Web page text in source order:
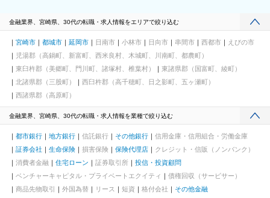
金融業界、宮崎県、30代の転職・求人情報をエリアで絞り込む
宮崎市 都城市 延岡市 日南市 小林市 日向市 串間市 西都市
えびの市
児湯郡（高鍋町、新富町、西米良村、木城町、川南町、都農町）
東臼杵郡（美郷町、門川町、諸塚村、椎葉村）
東諸県郡（国富町、綾町）
北諸県郡（三股町）
西臼杵郡（高千穂町、日之影町、五ヶ瀬町）
西諸県郡（高原町）
金融業界、宮崎県、30代の転職・求人情報を業種で絞り込む
都市銀行 地方銀行 信託銀行 その他銀行
信用金庫・信用組合・労働金庫
証券会社
生命保険 損害保険 保険代理店
クレジット・信販（ノンバンク）
消費者金融
住宅ローン 証券取引所
投信・投資顧問
ベンチャーキャピタル・プライベートエクイティ
債権回収（サービサー）
商品先物取引
外国為替 リース 短資 格付会社
その他金融